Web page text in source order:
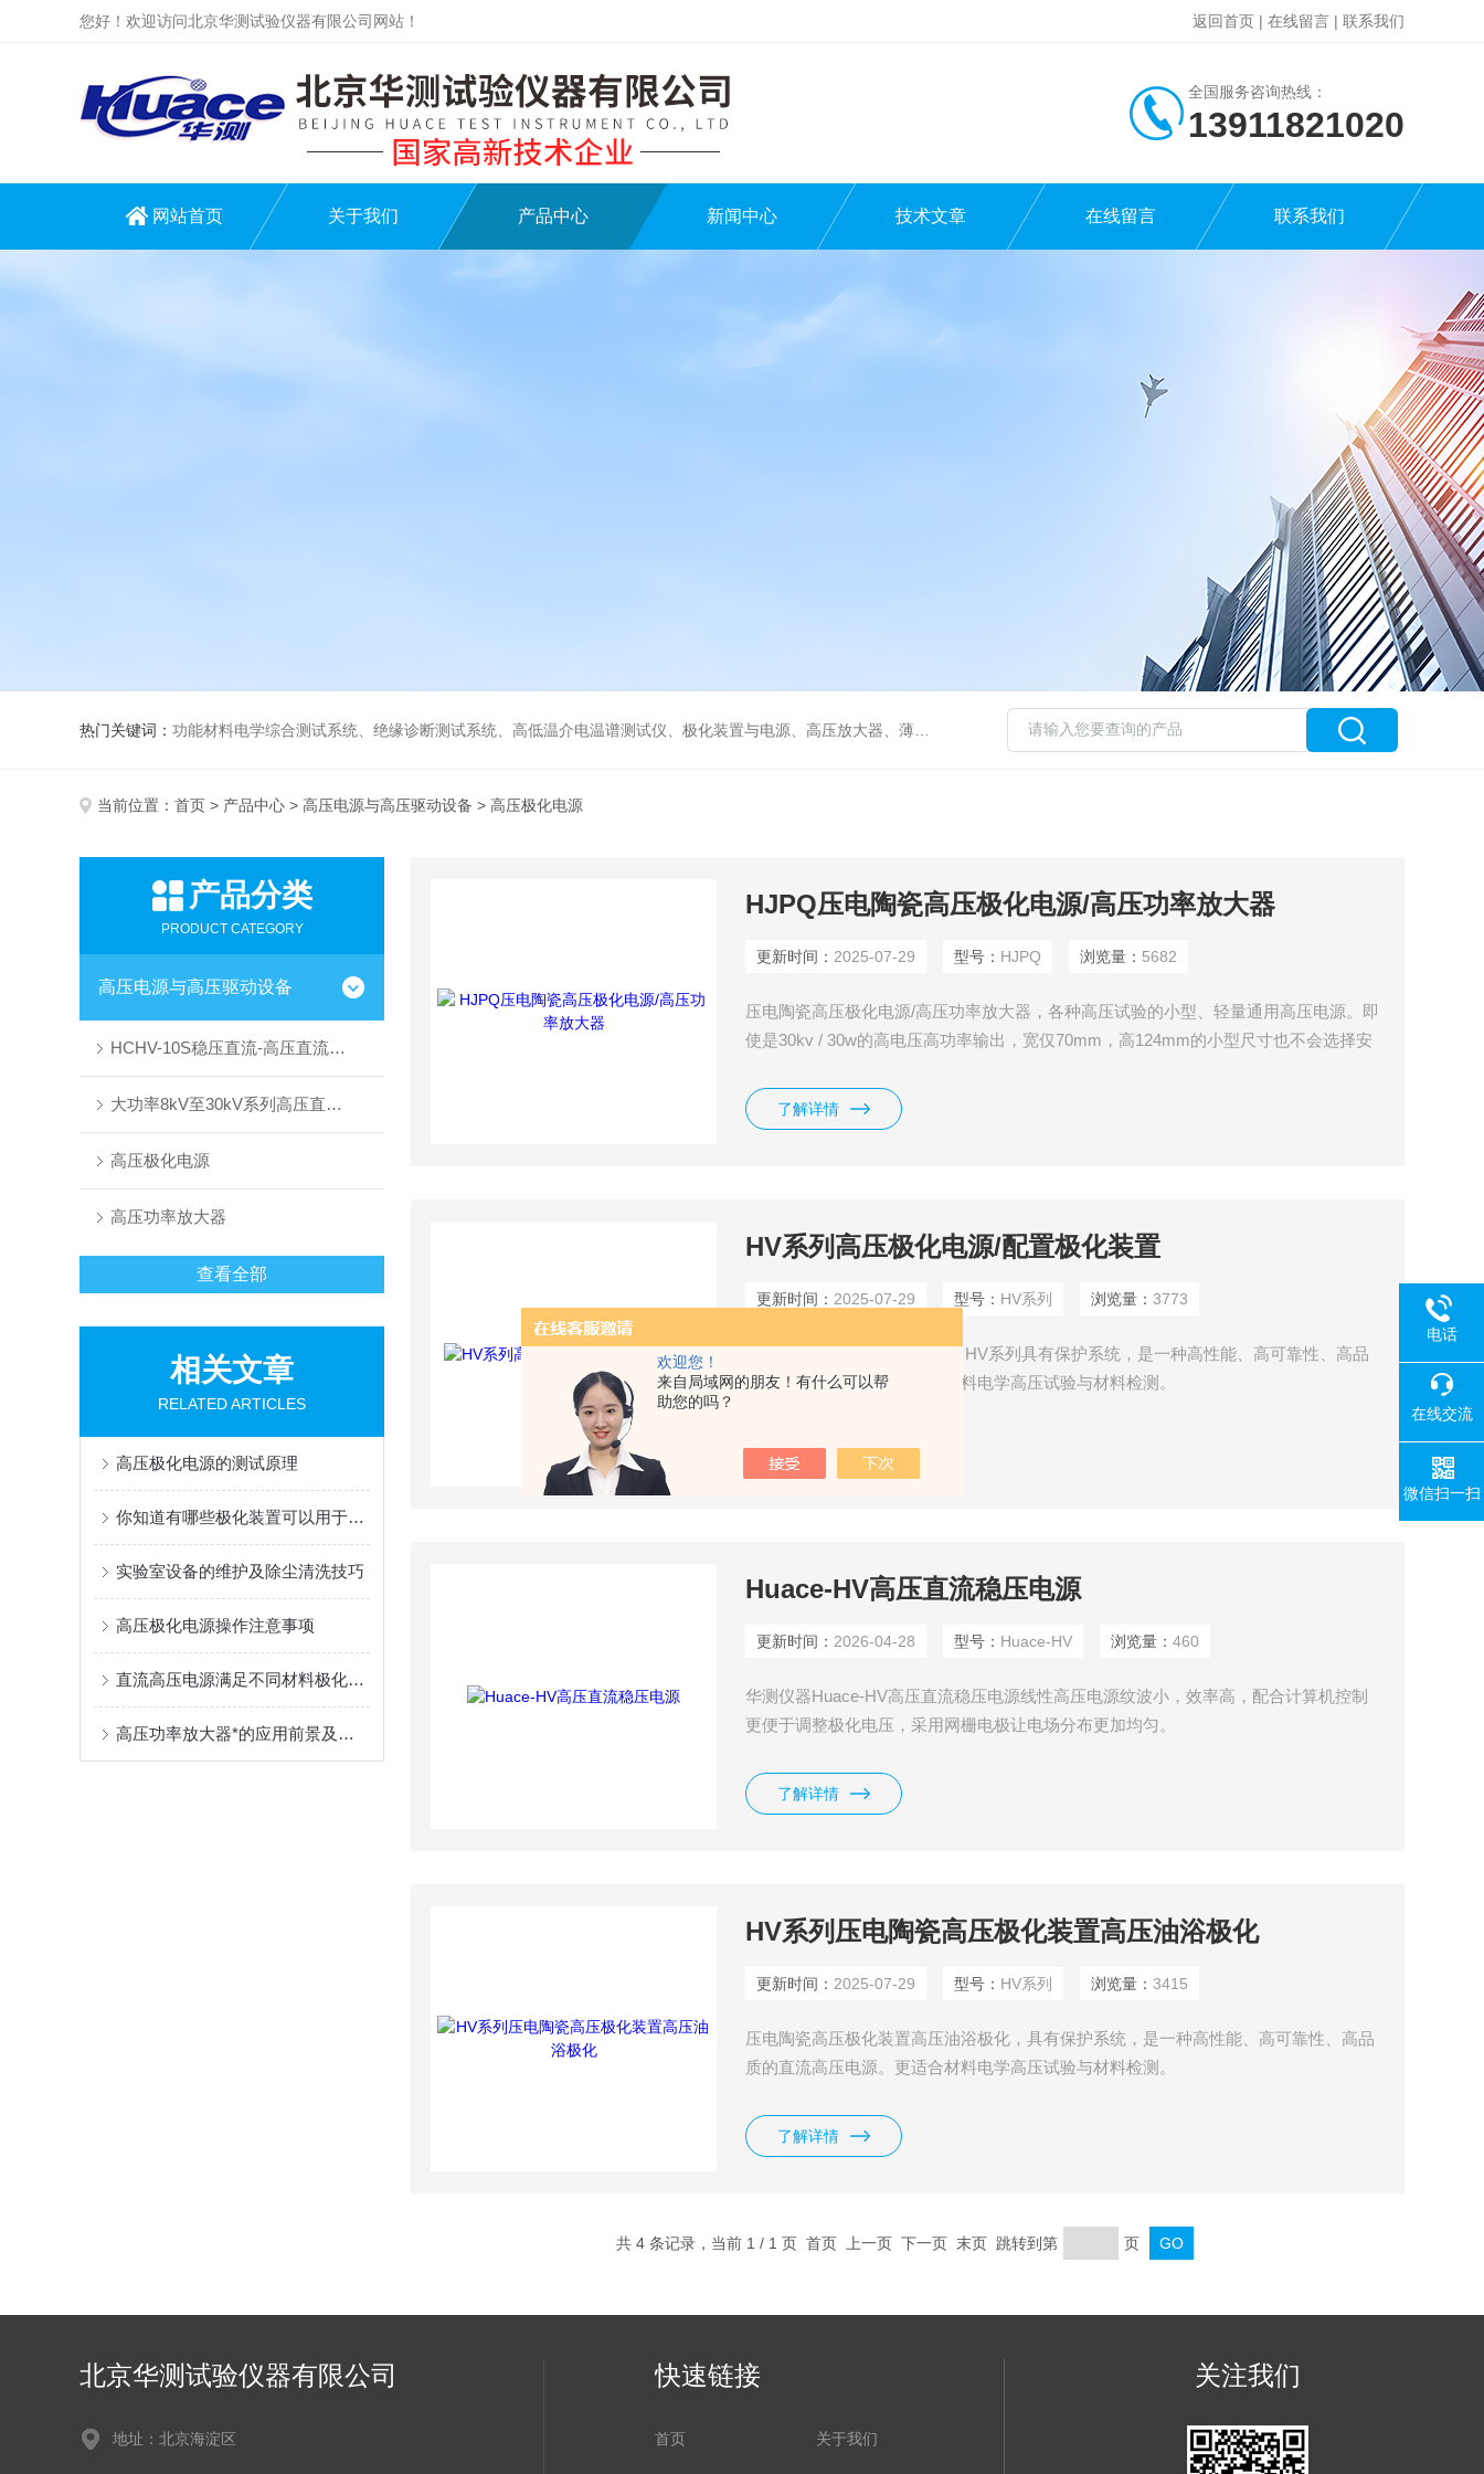
欢迎您！
来自局域网的朋友！有什么可以帮
助您的吗？
您好！欢迎访问北京华测试验仪器有限公司网站！ 返回首页 | 在线留言 | 联系我们
全国服务咨询热线：
13911821020
网站首页 关于我们 产品中心 新闻中心 技术文章 在线留言 联系我们
热门关键词： 功能材料电学综合测试系统、绝缘诊断测试系统、高低温介电温谱测试仪、极化装置与电源、高压放大器、薄膜极化、高低温冷热台、铁电压电热释电测试仪、绝缘材料电学性能综合测试平台、电击穿强度试验仪、耐电弧试验仪、高压漏电起痕测试仪、储能材料电学测控系统。
当前位置： 首页 > 产品中心 > 高压电源与高压驱动设备 > 高压极化电源
产品分类
PRODUCT CATEGORY
高压电源与高压驱动设备
HCHV-10S稳压直流-高压直流模块电源
大功率8kV至30kV系列高压直流模块电源
高压极化电源
高压功率放大器
查看全部
相关文章
RELATED ARTICLES
高压极化电源的测试原理
你知道有哪些极化装置可以用于极化压电陶瓷？
实验室设备的维护及除尘清洗技巧
高压极化电源操作注意事项
直流高压电源满足不同材料极化的同时也能做为其它材料的试验电源
高压功率放大器*的应用前景及原理你真知道吗？
HJPQ压电陶瓷高压极化电源/高压功率放大器
更新时间： 2025-07-29 型号： HJPQ 浏览量： 5682
压电陶瓷高压极化电源/高压功率放大器，各种高压试验的小型、轻量通用高压电源。即
使是30kv / 30w的高电压高功率输出，宽仅70mm，高124mm的小型尺寸也不会选择安
且，因为标准装备了输出电压·电流仪表，所以作为稍微的高压实验用的电源。
了解详情
HV系列高压极化电源/配置极化装置
更新时间： 2025-07-29 型号： HV系列 浏览量：3773
高压极化电源/配置极化装置，HV系列具有保护系统，是一种高性能、高可靠性、高品
质的直流高压电源。更适合材料电学高压试验与材料检测。
了解详情
Huace-HV高压直流稳压电源
更新时间： 2026-04-28 型号： Huace-HV 浏览量：460
华测仪器Huace-HV高压直流稳压电源线性高压电源纹波小，效率高，配合计算机控制
更便于调整极化电压，采用网栅电极让电场分布更加均匀。
了解详情
HV系列压电陶瓷高压极化装置高压油浴极化
更新时间： 2025-07-29 型号： HV系列 浏览量：3415
压电陶瓷高压极化装置高压油浴极化，具有保护系统，是一种高性能、高可靠性、高品
质的直流高压电源。更适合材料电学高压试验与材料检测。
了解详情
共 4 条记录，当前 1 / 1 页 首页 上一页 下一页 末页 跳转到第 页
北京华测试验仪器有限公司
地址：北京海淀区
快速链接
首页 关于我们
关注我们
电话
在线交流
微信扫一扫